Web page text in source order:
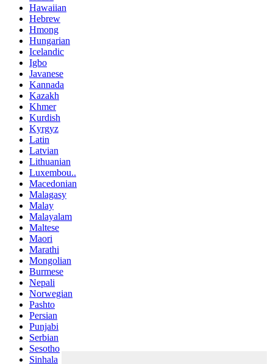
Hawaiian
Hebrew
Hmong
Hungarian
Icelandic
Igbo
Javanese
Kannada
Kazakh
Khmer
Kurdish
Kyrgyz
Latin
Latvian
Lithuanian
Luxembou..
Macedonian
Malagasy
Malay
Malayalam
Maltese
Maori
Marathi
Mongolian
Burmese
Nepali
Norwegian
Pashto
Persian
Punjabi
Serbian
Sesotho
Sinhala